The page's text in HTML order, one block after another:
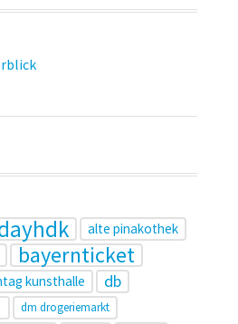
alte pinakothek
bayernticket
kunsthalle db
dm drogeriemarkt